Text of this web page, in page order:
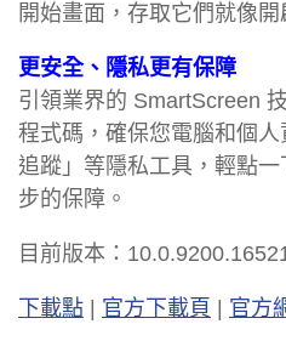
開始畫面，存取它們就像
更安全、隱私更有保障
引領業界的 SmartScreen
程式碼，確保您電腦和個
追蹤」等隱私工具，輕點
步的保障。
目前版本：
下載點 官方下載頁 官方